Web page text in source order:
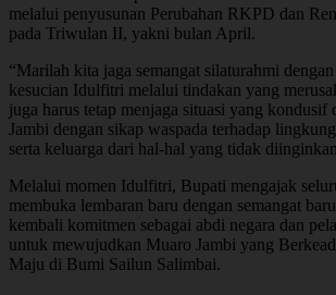
melalui penyusunan Perubahan RKPD dan
pada Triwulan II, yakni bulan April.
“Marilah kita jaga semangat silaturahmi
kesucian Idulfitri melalui tindakan yang
juga harus tetap menjaga situasi yang
Jambi dengan sikap waspada terhadap
serta keluarga dari hal-hal yang tidak
Melalui momen Idulfitri, Bupati mengajak
membuka lembaran baru dengan semangat
kembali komitmen sebagai abdi negara dan
untuk mewujudkan Muaro Jambi yang
Maju di Bumi Sailun Salimbai.